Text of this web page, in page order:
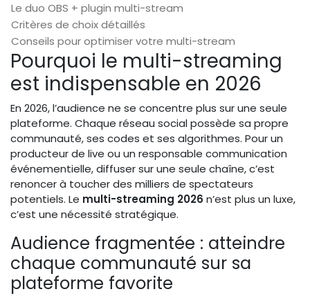
Le duo OBS + plugin multi-stream
Critères de choix détaillés
Conseils pour optimiser votre multi-stream
Pourquoi le multi-streaming
est indispensable en 2026
En 2026, l’audience ne se concentre plus sur une seule
plateforme. Chaque réseau social possède sa propre
communauté, ses codes et ses algorithmes. Pour un
producteur de live ou un responsable communication
événementielle, diffuser sur une seule chaîne, c’est
renoncer à toucher des milliers de spectateurs
potentiels. Le multi-streaming 2026 n’est plus un luxe,
c’est une nécessité stratégique.
Audience fragmentée : atteindre
chaque communauté sur sa
plateforme favorite